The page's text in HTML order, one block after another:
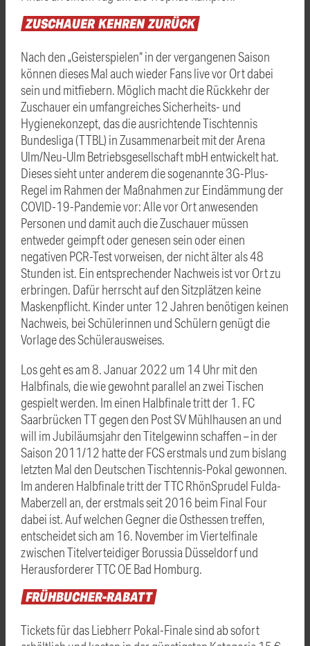
ZUSCHAUERKEHRENZURÜCK
Nach den „Geisterspielen“ in der vergangenen Saison
können dieses Mal auch wieder Fans live vor Ort dabei
sein und mitfiebern. Möglich macht die Rückkehr der
Zuschauer ein umfangreiches Sicherheits- und
Hygienekonzept, das die ausrichtende Tischtennis
Bundesliga (TTBL) in Zusammenarbeit mit der Arena
Ulm/Neu-Ulm Betriebsgesellschaft mbH entwickelt hat.
Dieses sieht unter anderem die sogenannte 3G-Plus-
Regel im Rahmen der Maßnahmen zur Eindämmung der
COVID-19-Pandemie vor: Alle vor Ort anwesenden
Personen und damit auch die Zuschauer müssen
entweder geimpft oder genesen sein oder einen
negativen PCR-Test vorweisen, der nicht älter als 48
Stunden ist. Ein entsprechender Nachweis ist vor Ort zu
erbringen. Dafür herrscht auf den Sitzplätzen keine
Maskenpflicht. Kinder unter 12 Jahren benötigen keinen
Nachweis, bei Schülerinnen und Schülern genügt die
Vorlage des Schülerausweises.
Los geht es am 8. Januar 2022 um 14 Uhr mit den
Halbfinals, die wie gewohnt parallel an zwei Tischen
gespielt werden. Im einen Halbfinale tritt der 1. FC
Saarbrücken TT gegen den Post SV Mühlhausen an und
will im Jubiläumsjahr den Titelgewinn schaffen – in der
Saison 2011/12 hatte der FCS erstmals und zum bislang
letzten Mal den Deutschen Tischtennis-Pokal gewonnen.
Im anderen Halbfinale tritt der TTC RhönSprudel Fulda-
Maberzell an, der erstmals seit 2016 beim Final Four
dabei ist. Auf welchen Gegner die Osthessen treffen,
entscheidet sich am 16. November im Viertelfinale
zwischen Titelverteidiger Borussia Düsseldorf und
Herausforderer TTC OE Bad Homburg.
FRÜHBUCHER-RABATT
Tickets für das Liebherr Pokal-Finale sind ab sofort